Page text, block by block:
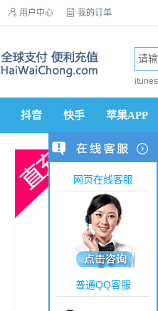
 用户中心  我的订单
抖音 快手 苹果APP
网页在线客服
普通QQ客服